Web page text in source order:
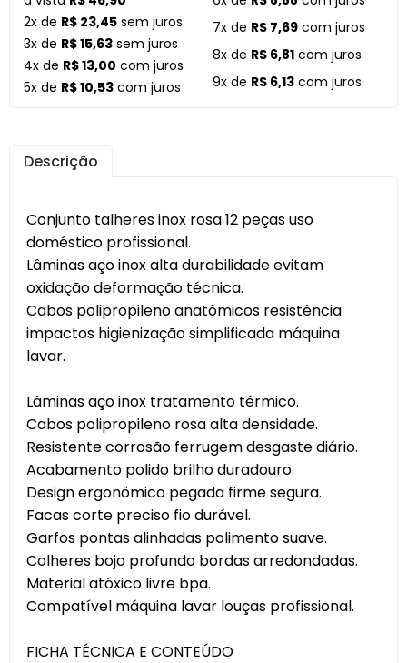
2x de R$ 23,45 sem juros
3x de R$ 15,63 sem juros
4x de R$ 13,00 com juros
5x de R$ 10,53 com juros
7x de R$ 7,69 com juros
8x de R$ 6,81 com juros
9x de R$ 6,13 com juros
Descrição
Conjunto talheres inox rosa 12 peças uso
doméstico profissional.
Lâminas aço inox alta durabilidade evitam
oxidação deformação técnica.
Cabos polipropileno anatômicos resistência
impactos higienização simplificada máquina
lavar.
Lâminas aço inox tratamento térmico.
Cabos polipropileno rosa alta densidade.
Resistente corrosão ferrugem desgaste diário.
Acabamento polido brilho duradouro.
Design ergonômico pegada firme segura.
Facas corte preciso fio durável.
Garfos pontas alinhadas polimento suave.
Colheres bojo profundo bordas arredondadas.
Material atóxico livre bpa.
Compatível máquina lavar louças profissional.
FICHA TÉCNICA E CONTEÚDO